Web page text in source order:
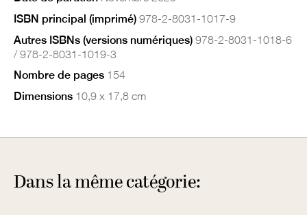
ISBN principal (imprimé) 978-2-8031-1017-9
Autres ISBNs (versions numériques) 978-2-8031-1018-6
/ 978-2-8031-1019-3
Nombre de pages 154
Dimensions 10,9 x 17,8 cm
Dans la même catégorie: